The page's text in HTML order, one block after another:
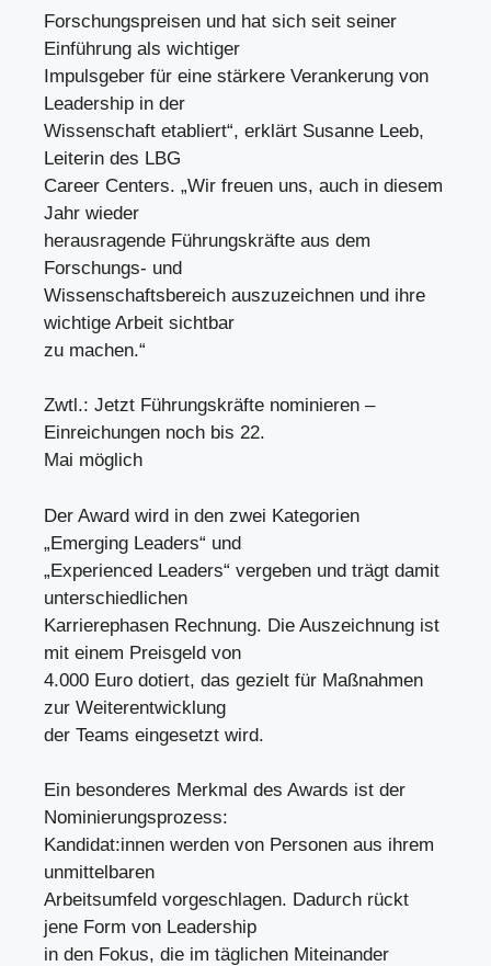
Forschungspreisen und hat sich seit seiner
Einführung als wichtiger
Impulsgeber für eine stärkere Verankerung von
Leadership in der
Wissenschaft etabliert“, erklärt Susanne Leeb,
Leiterin des LBG
Career Centers. „Wir freuen uns, auch in diesem
Jahr wieder
herausragende Führungskräfte aus dem
Forschungs- und
Wissenschaftsbereich auszuzeichnen und ihre
wichtige Arbeit sichtbar
zu machen.“
Zwtl.: Jetzt Führungskräfte nominieren –
Einreichungen noch bis 22.
Mai möglich
Der Award wird in den zwei Kategorien
„Emerging Leaders“ und
„Experienced Leaders“ vergeben und trägt damit
unterschiedlichen
Karrierephasen Rechnung. Die Auszeichnung ist
mit einem Preisgeld von
4.000 Euro dotiert, das gezielt für Maßnahmen
zur Weiterentwicklung
der Teams eingesetzt wird.
Ein besonderes Merkmal des Awards ist der
Nominierungsprozess:
Kandidat:innen werden von Personen aus ihrem
unmittelbaren
Arbeitsumfeld vorgeschlagen. Dadurch rückt
jene Form von Leadership
in den Fokus, die im täglichen Miteinander